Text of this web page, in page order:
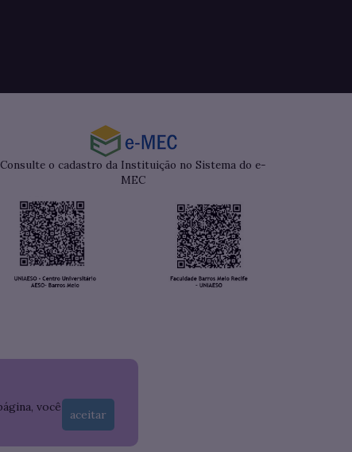
você
aceitar
Consulte o cadastro da Instituição no Sistema do e-
MEC